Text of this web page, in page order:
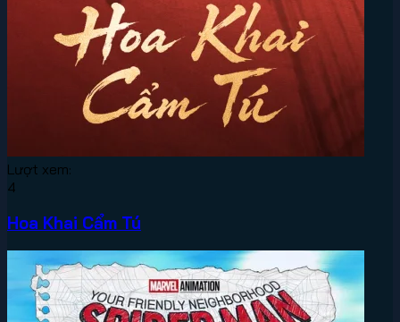
Lượt xem:
4
Hoa Khai Cẩm Tú